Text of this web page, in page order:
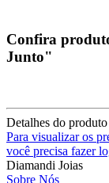
Confira
Junto"
Detalhes do produto
Para visualizar os
você precisa fazer
Diamandi Joias
Sobre Nós